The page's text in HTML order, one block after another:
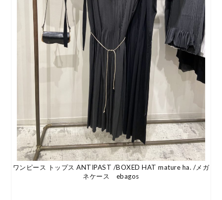
ワンピース トップス ANTIPAST /BOXED HAT mature ha. /メガ
ネケース ebagos